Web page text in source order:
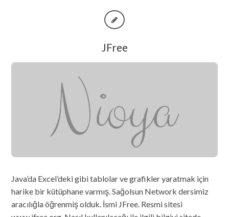
JFree
Java’da Excel’deki gibi tablolar ve grafikler yaratmak için
harike bir kütüphane varmış. Sağolsun Network dersimiz
aracılığla öğrenmiş olduk. İsmi JFree. Resmi sitesi